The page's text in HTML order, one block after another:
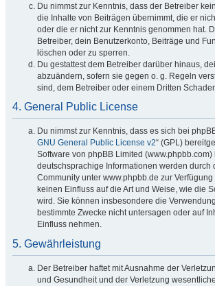
Du nimmst zur Kenntnis, dass der Betreiber
die Inhalte von Beiträgen übernimmt, die er
oder die er nicht zur Kenntnis genommen hat.
Betreiber, dein Benutzerkonto, Beiträge und
löschen oder zu sperren.
Du gestattest dem Betreiber darüber hinaus,
abzuändern, sofern sie gegen o. g. Regeln
sind, dem Betreiber oder einem Dritten
4. General Public License
Du nimmst zur Kenntnis, dass es sich bei
GNU General Public License v2“ (GPL)
Software von phpBB Limited (www.phpbb.com)
deutschsprachige Informationen werden durch
Community unter www.phpbb.de zur
keinen Einfluss auf die Art und Weise, wie die
wird. Sie können insbesondere die
bestimmte Zwecke nicht untersagen oder auf
Einfluss nehmen.
5. Gewährleistung
Der Betreiber haftet mit Ausnahme der
und Gesundheit und der Verletzung